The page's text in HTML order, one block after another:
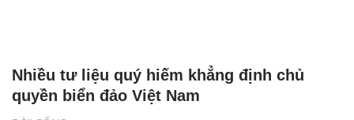
Nhiều tư liệu quý hiếm khẳng định chủ
quyền biển đảo Việt Nam